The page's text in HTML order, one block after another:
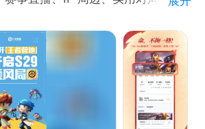
查，数据细复盘，看透对局优劣，更
能工具助力一路成长；